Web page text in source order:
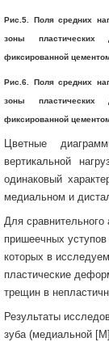
Рис.5. Поля средних
зоны пластических
фиксированной
Рис.6. Поля средних
зоны пластических
фиксированной
Цветные
вертикальной
одинаковый
медиальном и
Для
пришеечных
которых в
пластические
трещин в
Результаты
зуба (медиальной